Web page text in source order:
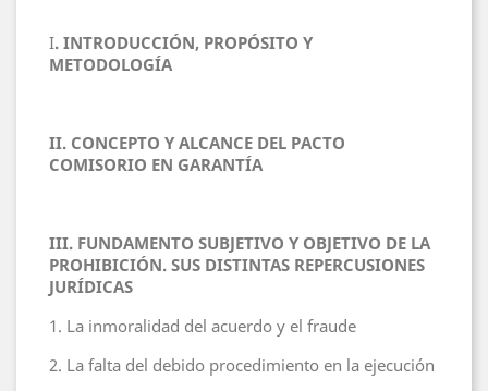
I. INTRODUCCIÓN, PROPÓSITO Y
METODOLOGÍA
II. CONCEPTO Y ALCANCE DEL PACTO
COMISORIO EN GARANTÍA
III. FUNDAMENTO SUBJETIVO Y OBJETIVO DE LA
PROHIBICIÓN. SUS DISTINTAS REPERCUSIONES
JURÍDICAS
1. La inmoralidad del acuerdo y el fraude
2. La falta del debido procedimiento en la ejecución